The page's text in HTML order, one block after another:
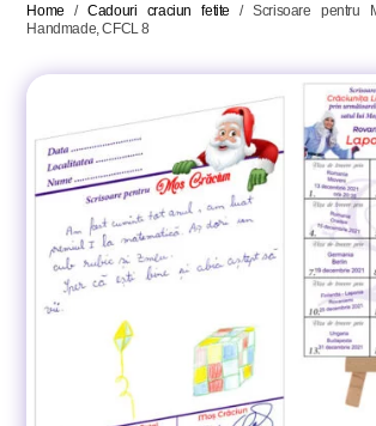
Home /Cadouri craciun fetite / Scrisoare pentru
Handmade, CFCL 8